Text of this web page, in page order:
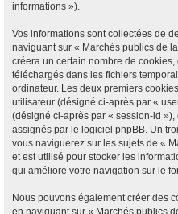
informations »).
Vos informations sont collectées de
naviguant sur « Marchés publics de
créera un certain nombre de
téléchargés dans les fichiers
ordinateur. Les deux premiers
utilisateur (désigné ci-après par «
(désigné ci-après par « session-id
assignés par le logiciel phpBB. Un
vous naviguerez sur les sujets de «
et est utilisé pour stocker les
qui améliore votre navigation sur le
Nous pouvons également créer des
en naviguant sur « Marchés publics